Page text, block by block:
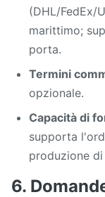
(DHL/FedEx/
marittimo;
porta.
Termini
opzionale.
Capacità di
supporta
produzione di
6.